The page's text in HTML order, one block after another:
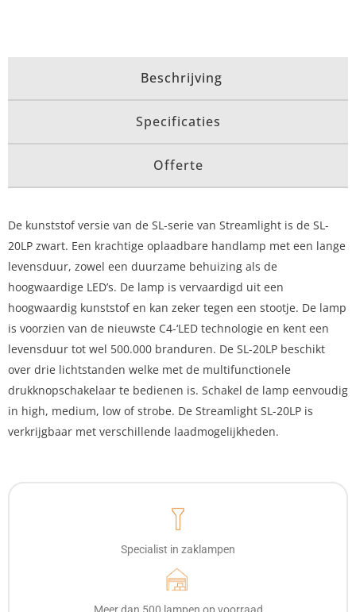
Beschrijving
Specificaties
Offerte
De kunststof versie van de SL-serie van Streamlight is de SL-
20LP zwart. Een krachtige oplaadbare handlamp met een lange
levensduur, zowel een duurzame behuizing als de
hoogwaardige LED’s. De lamp is vervaardigd uit een
hoogwaardig kunststof en kan zeker tegen een stootje. De lamp
is voorzien van de nieuwste C4-‘LED technologie en kent een
levensduur tot wel 500.000 branduren. De SL-20LP beschikt
over drie lichtstanden welke met de multifunctionele
drukknopschakelaar te bedienen is. Schakel de lamp eenvoudig
in high, medium, low of strobe. De Streamlight SL-20LP is
verkrijgbaar met verschillende laadmogelijkheden.
Specialist in zaklampen